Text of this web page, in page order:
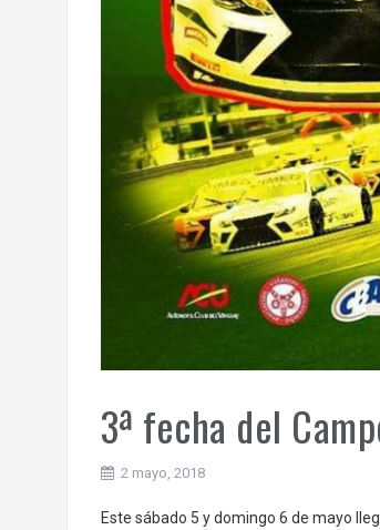
3ª fecha del
2 mayo, 2018
Este sábado 5 y domingo 6 de mayo